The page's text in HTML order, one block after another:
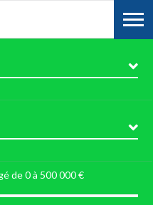
de 0 à 500 000 €